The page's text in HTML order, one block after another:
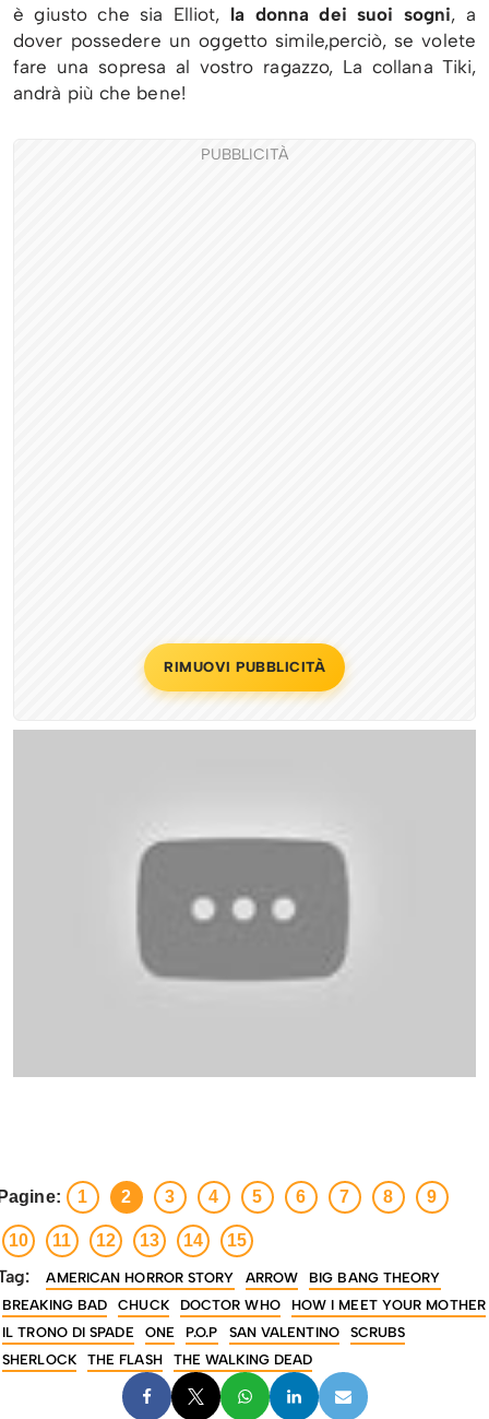
è giusto che sia Elliot, la donna dei suoi sogni, a
dover possedere un oggetto simile,perciò, se volete
fare una sopresa al vostro ragazzo, La collana Tiki,
andrà più che bene!
PUBBLICITÀ
RIMUOVI PUBBLICITÀ
1 2 3 4 5 6 7 8 9
10 11 12 13 14 15
AMERICAN HORROR STORY ARROW
BIG BANG THEORY
BREAKING BAD
CHUCK DOCTOR WHO
HOW I MEET YOUR MOTHER
IL TRONO DI SPADE
ONE P.O.P SAN VALENTINO
SCRUBS
SHERLOCK
THE FLASH THE WALKING DEAD